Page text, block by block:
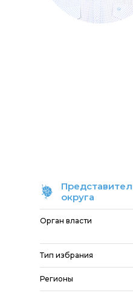
округа
Орган власти
Тип избрания
Регионы